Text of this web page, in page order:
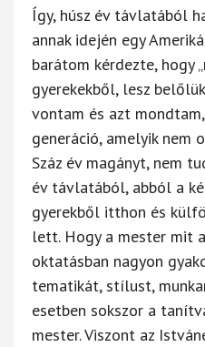
Így, húsz év távlatából
annak idején egy
barátom kérdezte, hogy
gyerekekből, lesz
vontam és azt
generáció, amelyik nem
Száz év magányt, nem
év távlatából, abból a
gyerekből itthon és
lett. Hogy a mester mit
oktatásban nagyon
tematikát, stílust,
esetben sokszor a
mester. Viszont az